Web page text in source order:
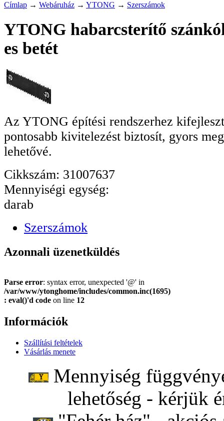
Címlap → Webáruház → YTONG → Szerszámok
YTONG habarcsterítő
es betét
Az YTONG építési rendszerhez
pontosabb kivitelezést biztosít, gyors
lehetővé.
Cikkszám: 31007637
Mennyiségi egység:
darab
Szerszámok
Azonnali üzenetküldés
Parse error: syntax error, unexpected '@' in
/var/www/ytonghome/includes/common.inc(1695)
: eval()'d code on line 12
Információk
Szállítási feltételek
Vásárlás menete
Mennyiség
lehetőség - kérjük